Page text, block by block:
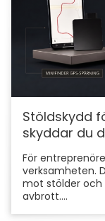
Stöldskydd
skyddar du
För
verksamheten.
mot stölder och
avbrott....